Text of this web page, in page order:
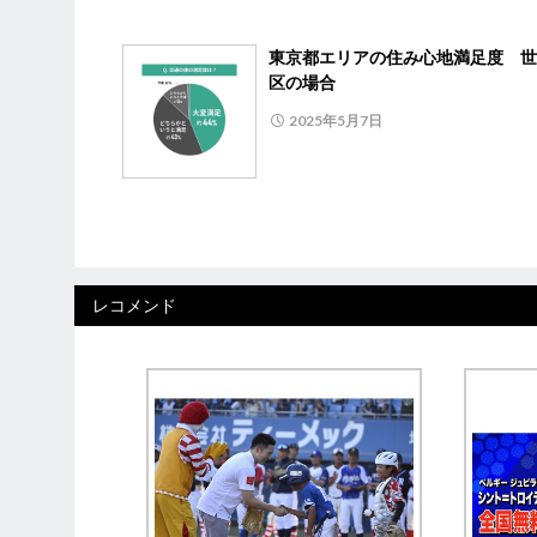
東京都エリアの住み心地満足度
区の場合
2025年5月7日
レコメンド